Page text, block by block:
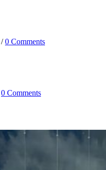
/0 Comments
0 Comments